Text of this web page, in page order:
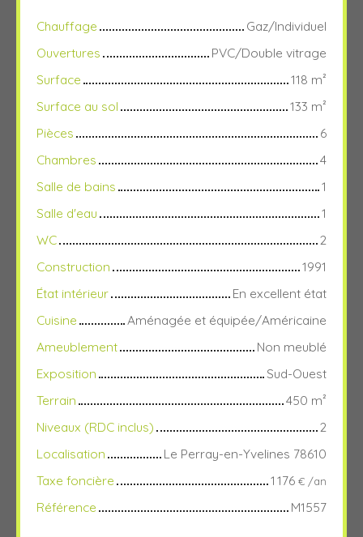
Chauffage
Gaz/Individuel
Ouvertures
PVC/Double vitrage
Surface
118 m²
Surface au sol
133 m²
Pièces
6
Chambres
4
Salle de bains
1
Salle d'eau
1
WC
2
Construction
1991
État intérieur
En excellent état
Cuisine
Aménagée et équipée/Américaine
Ameublement
Non meublé
Exposition
Sud-Ouest
Terrain
450 m²
Niveaux (RDC inclus)
2
Localisation
Le Perray-en-Yvelines 78610
Taxe foncière
1 176 € /an
Référence M1557